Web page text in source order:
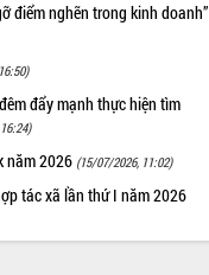
điểm nghẽn trong kinh doanh”
đẩy mạnh thực hiện tìm
năm 2026 (15/07/2026, 11:02)
tác xã lần thứ I năm 2026